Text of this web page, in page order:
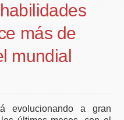
más de
mundial
evolucionando a gran